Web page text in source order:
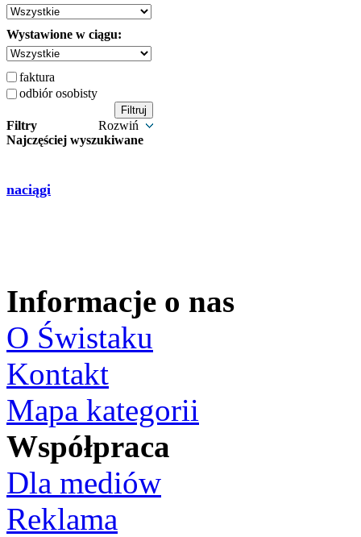
Wystawione w ciągu:
faktura
odbiór osobisty
Filtry
Rozwiń
Najczęściej wyszukiwane
naciągi
Informacje o nas
O Świstaku
Kontakt
Mapa kategorii
Współpraca
Dla mediów
Reklama